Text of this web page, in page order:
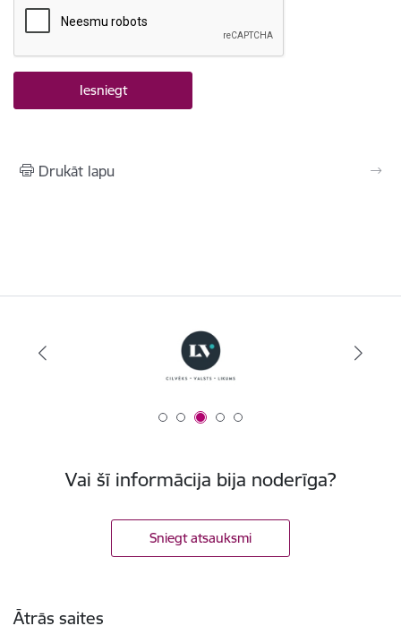
Drukāt lapu
Vai šī informācija bija noderīga?
Sniegt atsauksmi
Ātrās saites